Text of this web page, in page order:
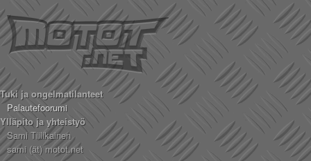
Tuki ja ongelmatilanteet
Palautefoorumi
Ylläpito ja yhteistyö
Sami Tiilikainen
sami (ät) motot.net